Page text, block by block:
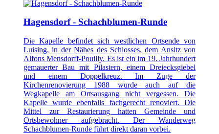
Hagensdorf - Schachblumen-Runde
Die Kapelle befindet sich westlichen Ortsende von
Luising, in der Nähes des Schlosses, dem Ansitz von
Alfons Mensdorff-Pouilly. Es ist ein im 19. Jahrhundert
gemauerter Bau mit Pilastern, einem Dreiecksgiebel
und einem Doppelkreuz. Im Zuge der
Kirchenrenovierung 1988 wurde auch auf die
Wegkapelle am Ortsausgang nicht vergessen. Die
Kapelle wurde ebenfalls fachgerecht renoviert. Die
Mittel zur Restaurierung hatten Gemeinde und
Ortsbewohner aufgebracht. Der Wanderweg
Schachblumen-Runde führt direkt daran vorbei.